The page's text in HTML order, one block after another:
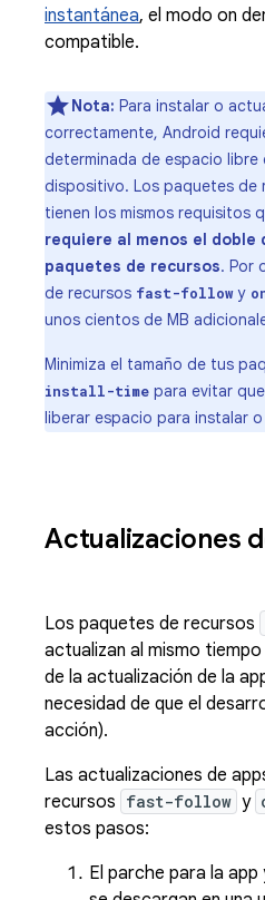
instantánea, el modo on
compatible.
Nota: Para instalar o
correctamente, Android
determinada de espacio libre
dispositivo. Los paquetes de
tienen los mismos requisitos
requiere al menos el
paquetes de recursos. Por
de recursos fast-followy
unos cientos de MB
Minimiza el tamaño de tus
install-time para evitar
liberar espacio para instalar
Actualizaciones
Los paquetes de recursos
actualizan al mismo
de la actualización de la
necesidad de que el
acción).
Las actualizaciones de
recursos fast-follow y
estos pasos:
El parche para la